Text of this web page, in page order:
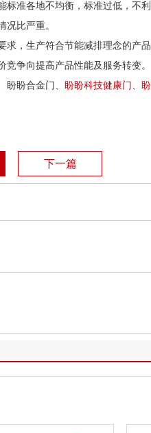
准各地不均衡，标准过低，不
比严重。
，生产符合节能减排理念的产
争向提高产品性能及服务转变。
盼合金门、 盼盼科技健康门 、
下一篇